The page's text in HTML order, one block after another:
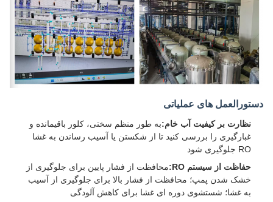
دستورالعمل های عملیاتی
نظارت بر کیفیت آب خام:به طور منظم سختی، کلور باقیمانده و
غبارگیری را بررسی کنید تا از شکستن یا آسیب رساندن به غشا
RO جلوگیری شود
حفاظت از سیستم RO:
محافظت از فشار پایین برای جلوگیری از
خشک شدن پمپ؛ محافظت از فشار بالا برای جلوگیری از آسیب
به غشا؛ شستشوی دوره ای غشا برای کاهش آلودگی